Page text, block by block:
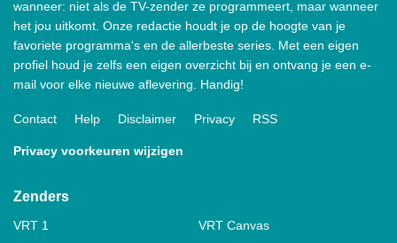
wanneer: niet als de TV-zender ze programmeert, maar wanneer
het jou uitkomt. Onze redactie houdt je op de hoogte van je
favoriete programma's en de allerbeste series. Met een eigen
profiel houd je zelfs een eigen overzicht bij en ontvang je een e-
mail voor elke nieuwe aflevering. Handig!
Contact Help Disclaimer Privacy RSS
Privacy voorkeuren wijzigen
Zenders
VRT 1
VRT Canvas